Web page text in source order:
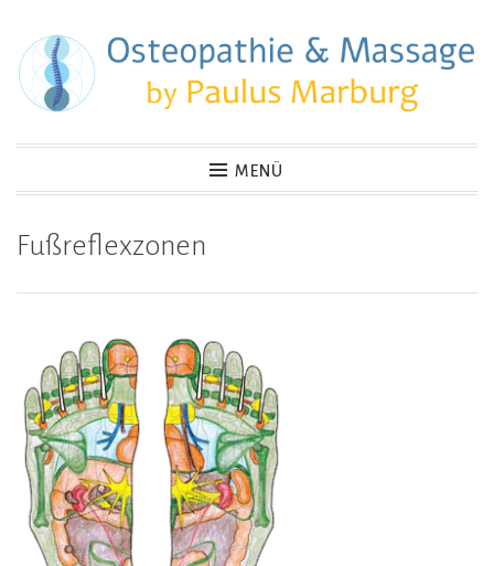
Zum
Inhalt
springen
Osteopathie & Massage
MENÜ
Fußreflexzonen